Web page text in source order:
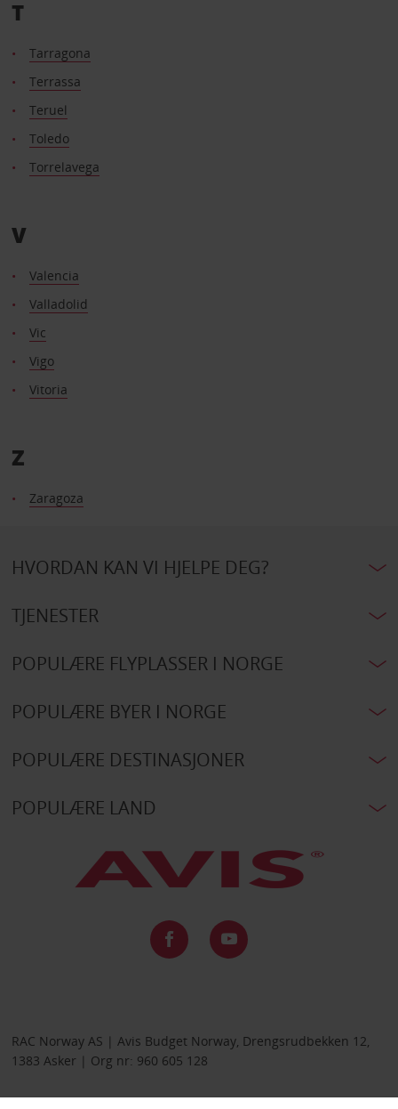
T
Tarragona
Terrassa
Teruel
Toledo
Torrelavega
V
Valencia
Valladolid
Vic
Vigo
Vitoria
Z
Zaragoza
HVORDAN KAN VI HJELPE DEG?
TJENESTER
POPULÆRE FLYPLASSER I NORGE
POPULÆRE BYER I NORGE
POPULÆRE DESTINASJONER
POPULÆRE LAND
RAC Norway AS | Avis Budget Norway, Drengsrudbekken 12,
1383 Asker | Org nr: 960 605 128